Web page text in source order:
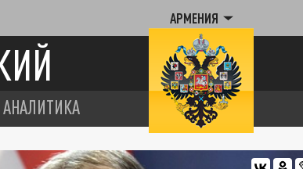
АРМЕНИЯ
АНАЛИТИКА